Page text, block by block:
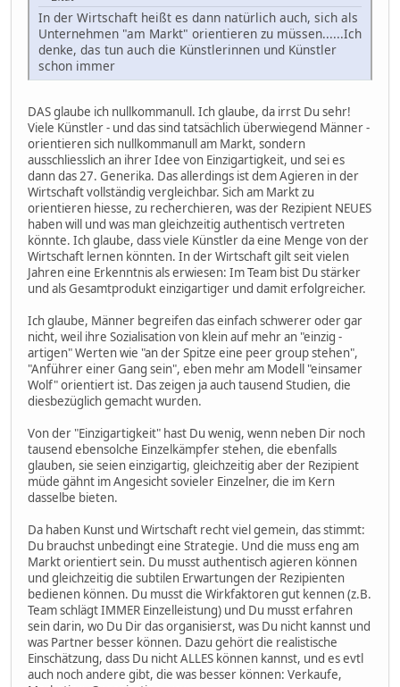
In der Wirtschaft heißt es dann natürlich auch, sich als
Unternehmen "am Markt" orientieren zu müssen......Ich
denke, das tun auch die Künstlerinnen und Künstler
schon immer
DAS glaube ich nullkommanull. Ich glaube, da irrst Du sehr!
Viele Künstler - und das sind tatsächlich überwiegend Männer -
orientieren sich nullkommanull am Markt, sondern
ausschliesslich an ihrer Idee von Einzigartigkeit, und sei es
dann das 27. Generika. Das allerdings ist dem Agieren in der
Wirtschaft vollständig vergleichbar. Sich am Markt zu
orientieren hiesse, zu recherchieren, was der Rezipient NEUES
haben will und was man gleichzeitig authentisch vertreten
könnte. Ich glaube, dass viele Künstler da eine Menge von der
Wirtschaft lernen könnten. In der Wirtschaft gilt seit vielen
Jahren eine Erkenntnis als erwiesen: Im Team bist Du stärker
und als Gesamtprodukt einzigartiger und damit erfolgreicher.
Ich glaube, Männer begreifen das einfach schwerer oder gar
nicht, weil ihre Sozialisation von klein auf mehr an "einzig -
artigen" Werten wie "an der Spitze eine peer group stehen",
"Anführer einer Gang sein", eben mehr am Modell "einsamer
Wolf" orientiert ist. Das zeigen ja auch tausend Studien, die
diesbezüglich gemacht wurden.
Von der "Einzigartigkeit" hast Du wenig, wenn neben Dir noch
tausend ebensolche Einzelkämpfer stehen, die ebenfalls
glauben, sie seien einzigartig, gleichzeitig aber der Rezipient
müde gähnt im Angesicht sovieler Einzelner, die im Kern
dasselbe bieten.
Da haben Kunst und Wirtschaft recht viel gemein, das stimmt:
Du brauchst unbedingt eine Strategie. Und die muss eng am
Markt orientiert sein. Du musst authentisch agieren können
und gleichzeitig die subtilen Erwartungen der Rezipienten
bedienen können. Du musst die Wirkfaktoren gut kennen (z.B.
Team schlägt IMMER Einzelleistung) und Du musst erfahren
sein darin, wo Du Dir das organisierst, was Du nicht kannst und
was Partner besser können. Dazu gehört die realistische
Einschätzung, dass Du nicht ALLES können kannst, und es evtl
auch noch andere gibt, die was besser können: Verkaufe,